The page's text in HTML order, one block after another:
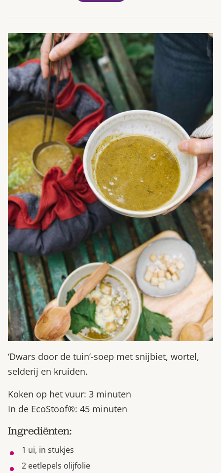
‘Dwars door de tuin’-soep met snijbiet, wortel,
selderij en kruiden.
Koken op het vuur: 3 minuten
In de EcoStoof®: 45 minuten
Ingrediënten:
1 ui, in stukjes
2 eetlepels olijfolie